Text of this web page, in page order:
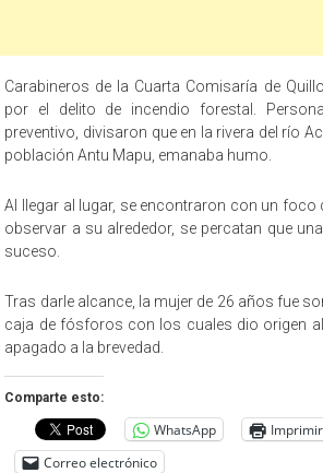
Carabineros de la Cuarta Comisaría de
por el delito de incendio forestal.
preventivo, divisaron que en la rivera del río
población Antu Mapu, emanaba humo.
Al llegar al lugar, se encontraron con un foco
observar a su alrededor, se percatan que
suceso.
Tras darle alcance, la mujer de 26 años fue
caja de fósforos con los cuales dio origen
apagado a la brevedad.
Comparte esto:
WhatsApp
Imprimir
Correo electrónico